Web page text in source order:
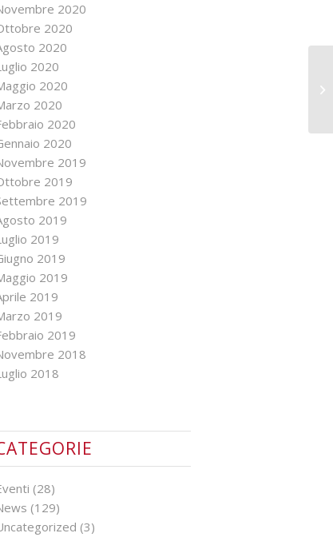
2020
2020
2020
2020
2020
2020
2020
2020
2019
2019
2019
2019
2019
2019
2019
2019
2019
2019
2018
2018
(28)
(129)
(3)